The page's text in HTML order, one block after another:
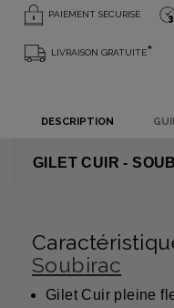
PAIEMENT SÉCURISÉ
LIVRAISON GRATUITE*
DESCRIPTION
GILET CUIR -
Soubirac
Gilet Cuir pleine